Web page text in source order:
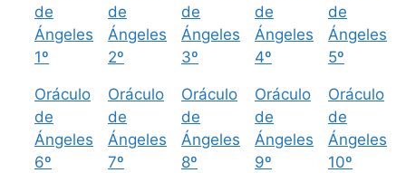
de
Ángeles
1º
de
Ángeles
2º
de
Ángeles
3º
de
Ángeles
4º
de
Ángeles
5º
Oráculo
de
Ángeles
6º
Oráculo
de
Ángeles
7º
Oráculo
de
Ángeles
8º
Oráculo
de
Ángeles
9º
Oráculo
de
Ángeles
10º